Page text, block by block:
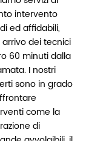
intervento
ed affidabili,
dei tecnici
60 minuti dalla
I nostri
sono in grado
come la
di